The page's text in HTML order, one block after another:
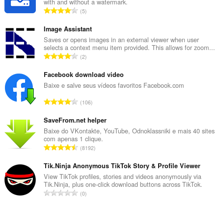
pode
aceder
seus
separadores
e
sua
de
navegação.
N
m
e
r
o
o
t
a
d
e
a
v
l
i
a
ç
5
Image Assistant
Saves or opens images in an external viewer when user
selects a context menu item provided. This allows for zoom...
N
m
e
o
o
t
a
d
e
a
v
2
Facebook download video
Baixe e salve seus vídeos favoritos Facebook.com
N
m
e
r
o
o
t
a
106
SaveFrom.net helper
Baixe do VKontakte, YouTube, Odnoklassniki e mais 40 sites
com apenas 1 clique.
N
m
e
r
o
8192
Tik.Ninja Anonymous TikTok Story & Profile Viewer
View TikTok profiles, stories and videos anonymously via
Tik.Ninja, plus one-click download buttons across TikTok.
N0